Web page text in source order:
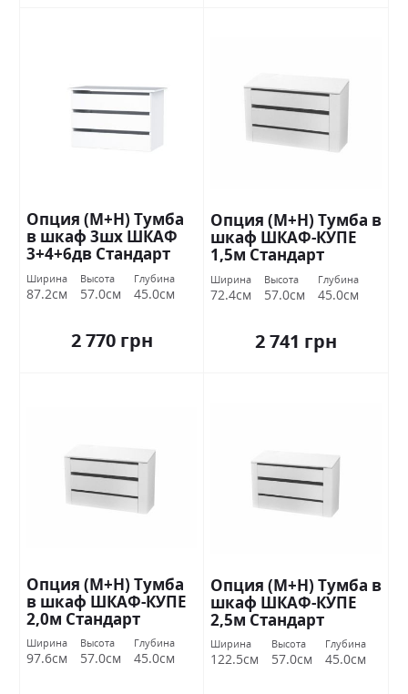
Опция (М+Н) Тумба
в шкаф 3шх ШКАФ
3+4+6дв Стандарт
Ширина
87.2см
Высота
57.0см
Глубина
45.0см
2 770 грн
Опция (М+Н) Тумба в
шкаф ШКАФ-КУПЕ
1,5м Стандарт
Ширина
72.4см
Высота
57.0см
Глубина
45.0см
2 741 грн
Опция (М+Н) Тумба
в шкаф ШКАФ-КУПЕ
2,0м Стандарт
Ширина
97.6см
Высота
57.0см
Глубина
45.0см
Опция (М+Н) Тумба в
шкаф ШКАФ-КУПЕ
2,5м Стандарт
Ширина
122.5см
Высота
57.0см
Глубина
45.0см